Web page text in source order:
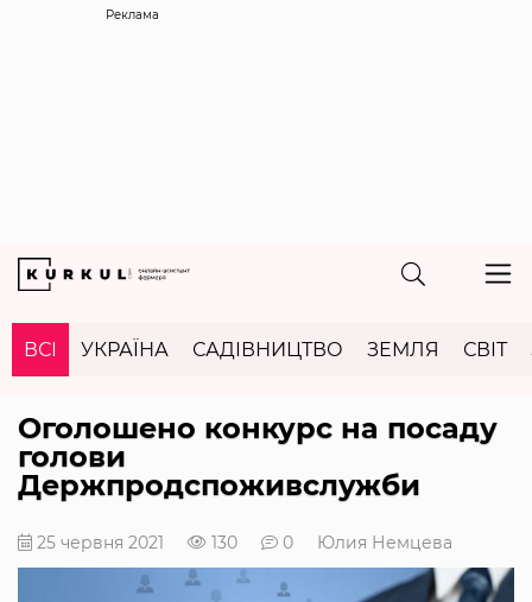
Реклама
ВСІ УКРАЇНА САДІВНИЦТВО ЗЕМЛЯ СВІТ
Оголошено конкурс на посаду
голови
Держпродспоживслужби
25 червня 2021 130 0 Юлия Немцева